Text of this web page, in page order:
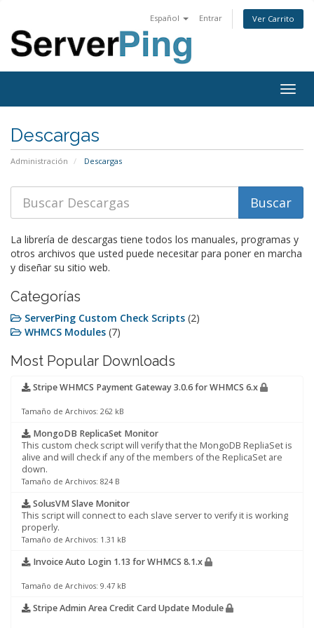
Español Entrar Ver Carrito
Descargas
Administración Descargas
La librería de descargas tiene todos los manuales, programas y
otros archivos que usted puede necesitar para poner en marcha
y diseñar su sitio web.
Categorías
ServerPing Custom Check Scripts (2)
WHMCS Modules (7)
Most Popular Downloads
Stripe WHMCS Payment Gateway 3.0.6 for WHMCS 6.x
Tamaño de Archivos: 262 kB
MongoDB ReplicaSet Monitor
This custom check script will verify that the MongoDB RepliaSet is
alive and will check if any of the members of the ReplicaSet are
down.
Tamaño de Archivos: 824 B
SolusVM Slave Monitor
This script will connect to each slave server to verify it is working
properly.
Tamaño de Archivos: 1.31 kB
Invoice Auto Login 1.13 for WHMCS 8.1.x
Tamaño de Archivos: 9.47 kB
Stripe Admin Area Credit Card Update Module